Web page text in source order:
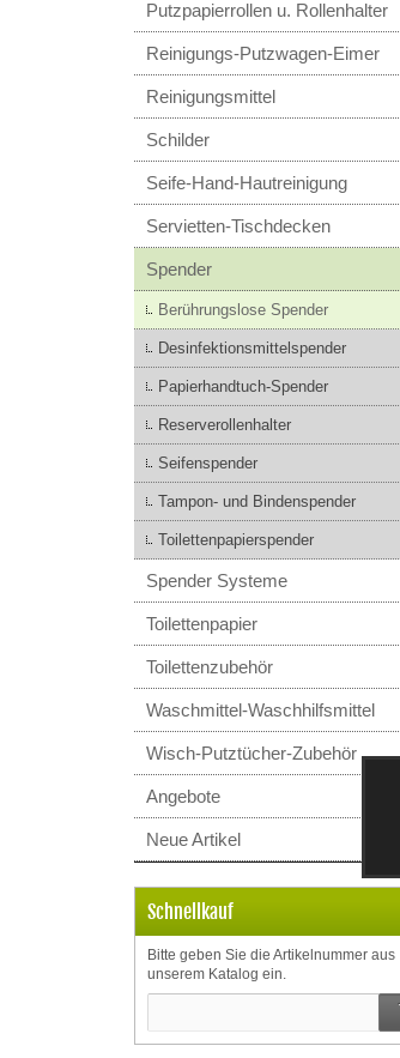
Putzpapierrollen u. Rollenhalter
Reinigungs-Putzwagen-Eimer
Reinigungsmittel
Schilder
Seife-Hand-Hautreinigung
Servietten-Tischdecken
Spender
Berührungslose Spender
Desinfektionsmittelspender
Papierhandtuch-Spender
Reserverollenhalter
Seifenspender
Tampon- und Bindenspender
Toilettenpapierspender
Spender Systeme
Toilettenpapier
Toilettenzubehör
Waschmittel-Waschhilfsmittel
Wisch-Putztücher-Zubehör
Angebote
Neue Artikel
Schnellkauf
Bitte geben Sie die Artikelnummer aus
unserem Katalog ein.